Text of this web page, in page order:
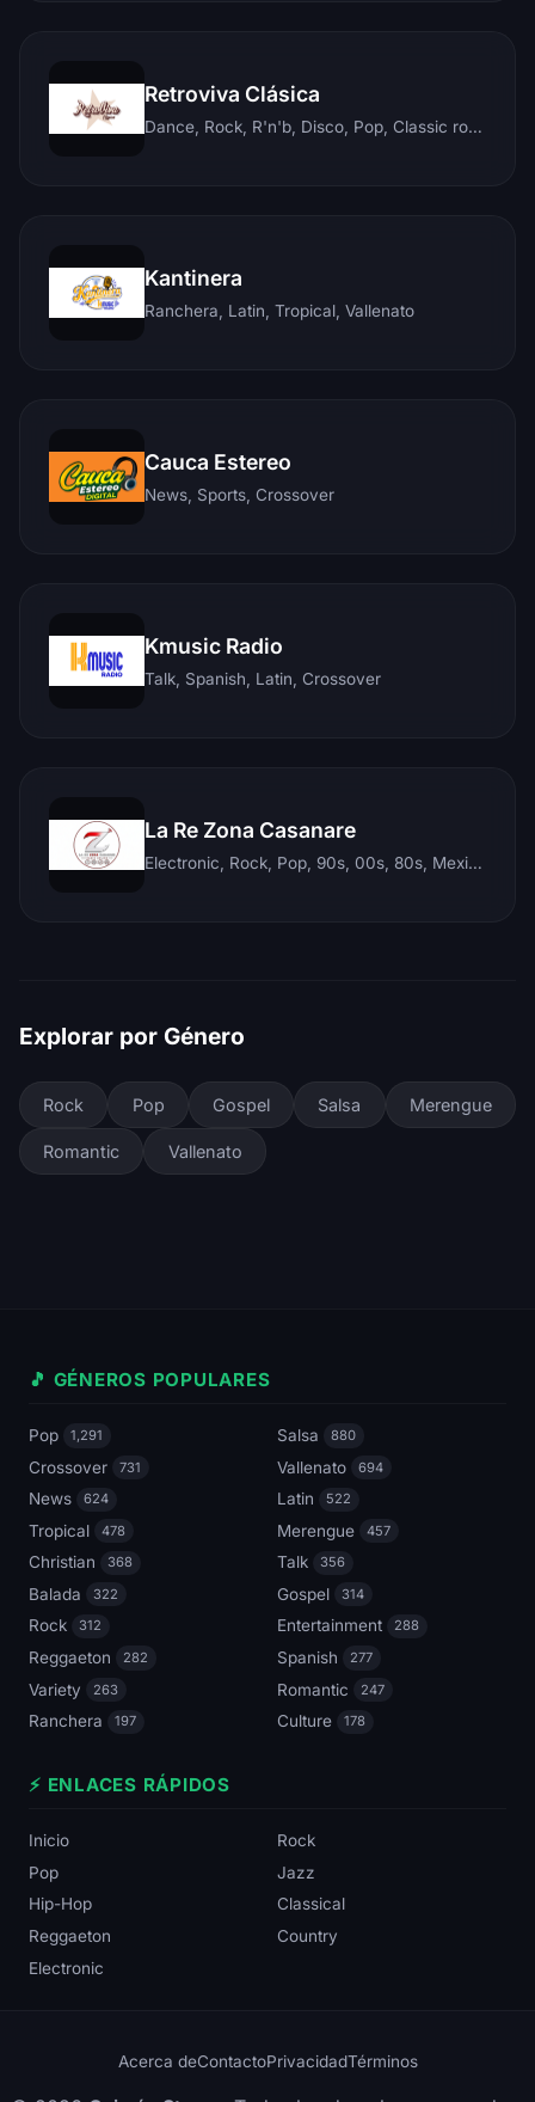
Retroviva Clásica
Dance, Rock, R'n'b, Disco, Pop, Classic rock, Techno, Reggae
Kantinera
Ranchera, Latin, Tropical, Vallenato
Cauca Estereo
News, Sports, Crossover
Kmusic Radio
Talk, Spanish, Latin, Crossover
La Re Zona Casanare
Electronic, Rock, Pop, 90s, 00s, 80s, Mexican, Ranchera, Reggaeton, Instrumental, Salsa, Merengue, Tropical, Romantic, Vallenato, Llanera
Explorar por Género
Rock Pop Gospel Salsa Merengue
Romantic Vallenato
🎵 GÉNEROS POPULARES
Pop 1,291 Salsa 880
Crossover 731 Vallenato 694
News 624 Latin 522
Tropical 478 Merengue 457
Christian 368 Talk 356
Balada 322 Gospel 314
Rock 312 Entertainment 288
Reggaeton 282 Spanish 277
Variety 263 Romantic 247
Ranchera 197 Culture 178
⚡ ENLACES RÁPIDOS
Inicio
Rock
Pop
Jazz
Hip-Hop
Classical
Reggaeton
Country
Electronic
Acerca deContactoPrivacidadTérminos